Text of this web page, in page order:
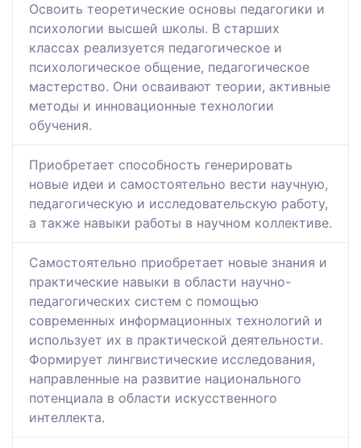
Освоить теоретические основы педагогики и
психологии высшей школы. В старших
классах реализуется педагогическое и
психологическое общение, педагогическое
мастерство. Они осваивают теории, активные
методы и инновационные технологии
обучения.
Приобретает способность генерировать
новые идеи и самостоятельно вести научную,
педагогическую и исследовательскую работу,
а также навыки работы в научном коллективе.
Самостоятельно приобретает новые знания и
практические навыки в области научно-
педагогических систем с помощью
современных информационных технологий и
использует их в практической деятельности.
Формирует лингвистические исследования,
направленные на развитие национального
потенциала в области искусственного
интеллекта.